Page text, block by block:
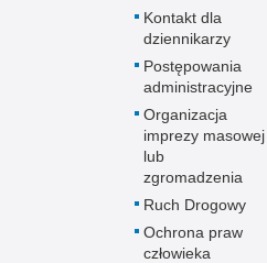
Kontakt dla
dziennikarzy
Postępowania
administracyjne
Organizacja
imprezy masowej
lub
zgromadzenia
Ruch Drogowy
Ochrona praw
człowieka